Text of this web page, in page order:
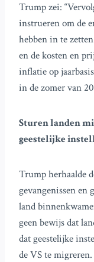
Trump zei:
instrueren om de
hebben in te
en de kosten en
inflatie op
in de zomer van
Sturen landen
geestelijke
Trump herhaalde
gevangenissen en
land
geen bewijs dat
dat geestelijke
de VS te migreren.